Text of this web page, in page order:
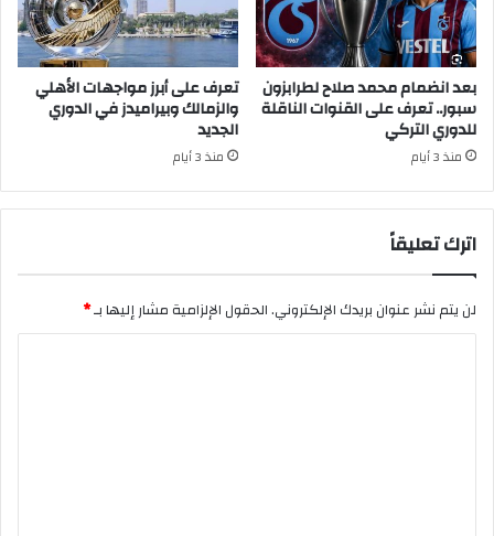
بعد انضمام محمد صلاح لطرابزون
سبور.. تعرف على القنوات الناقلة
للدوري التركي
منذ 3 أيام
تعرف على أبرز مواجهات الأهلي
والزمالك وبيراميدز في الدوري
الجديد
منذ 3 أيام
اترك تعليقاً
لن يتم نشر عنوان بريدك الإلكتروني.الحقول الإلزامية مشار إليها بـ*